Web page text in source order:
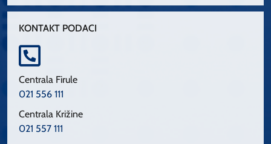
KONTAKT PODACI
Centrala Firule
021 556 111
Centrala Križine
021 557 111